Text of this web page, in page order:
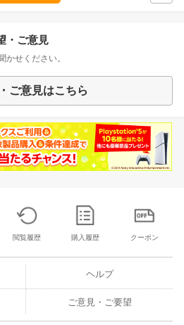
・ご意見
かせください。
ご意見はこちら
閲覧履歴 購入履歴 クーポン
ヘルプ
ご意見・ご要望